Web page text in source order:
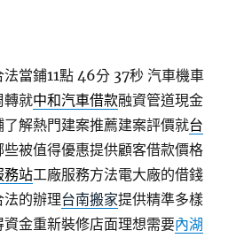
當鋪11點 46分 37秒 汽車機車
轉就中和汽車借款融資管道現金
解熱門建案推薦建案評價就台
被值得優惠提供顧客借款價格
務站工廠服務方法電大廠的借錢
的辦理台南搬家提供精準多樣
金重新裝修店面理想需要內湖